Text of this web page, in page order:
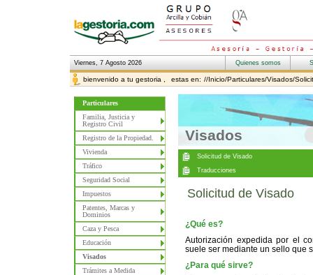
Viernes, 7 Agosto 2026
bienvenido a tu gestoria , estas en: //Inicio/Particulares/Visados/
Particulares
Familia, Justicia y
Registro Civil
Registro de la Propiedad.
Vivienda
Tráfico
Seguridad Social
Impuestos
Patentes, Marcas y
Dominios
Caza y Pesca
Educación
Visados
Trámites a Medida
Visados
Solicitud de Visado
¿Qué es?
Autorización expedida por el
suele ser mediante un sello que
¿Para qué sirve?